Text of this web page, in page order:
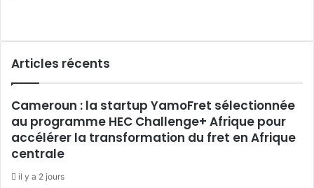
Articles récents
Cameroun : la startup YamoFret sélectionnée
au programme HEC Challenge+ Afrique pour
accélérer la transformation du fret en Afrique
centrale
il y a 2 jours